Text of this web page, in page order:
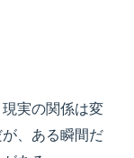
実の関係は変
、ある瞬間だ